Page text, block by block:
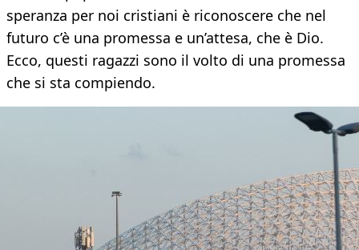
speranza per noi cristiani è riconoscere che nel
futuro c’è una promessa e un’attesa, che è Dio.
Ecco, questi ragazzi sono il volto di una promessa
che si sta compiendo.